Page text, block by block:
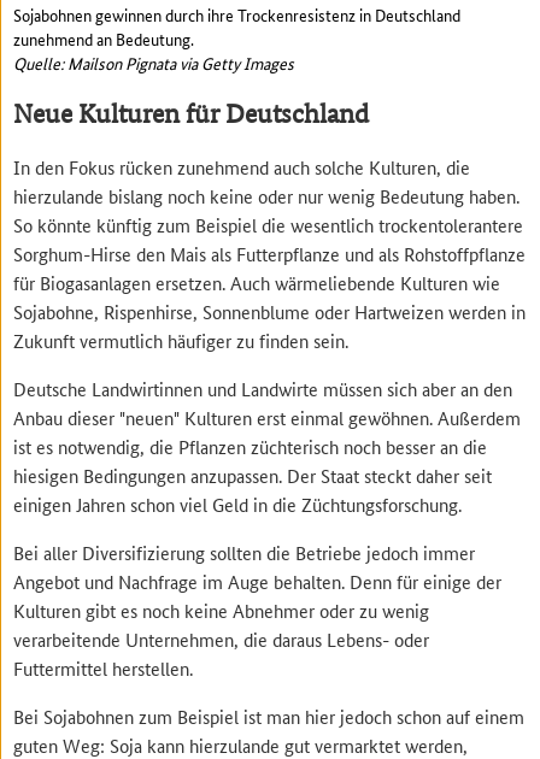
Sojabohnen gewinnen durch ihre Trockenresistenz in Deutschland
zunehmend an Bedeutung.
Quelle: Mailson Pignata via Getty Images
Neue Kulturen für Deutschland
In den Fokus rücken zunehmend auch solche Kulturen, die
hierzulande bislang noch keine oder nur wenig Bedeutung haben.
So könnte künftig zum Beispiel die wesentlich trockentolerantere
Sorghum-Hirse den Mais als Futterpflanze und als Rohstoffpflanze
für Biogasanlagen ersetzen. Auch wärmeliebende Kulturen wie
Sojabohne, Rispenhirse, Sonnenblume oder Hartweizen werden in
Zukunft vermutlich häufiger zu finden sein.
Deutsche Landwirtinnen und Landwirte müssen sich aber an den
Anbau dieser "neuen" Kulturen erst einmal gewöhnen. Außerdem
ist es notwendig, die Pflanzen züchterisch noch besser an die
hiesigen Bedingungen anzupassen. Der Staat steckt daher seit
einigen Jahren schon viel Geld in die Züchtungsforschung.
Bei aller Diversifizierung sollten die Betriebe jedoch immer
Angebot und Nachfrage im Auge behalten. Denn für einige der
Kulturen gibt es noch keine Abnehmer oder zu wenig
verarbeitende Unternehmen, die daraus Lebens- oder
Futtermittel herstellen.
Bei Sojabohnen zum Beispiel ist man hier jedoch schon auf einem
guten Weg: Soja kann hierzulande gut vermarktet werden,